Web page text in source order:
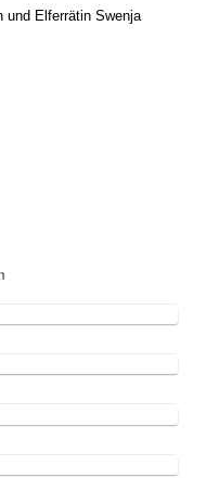
und Elferrätin Swenja